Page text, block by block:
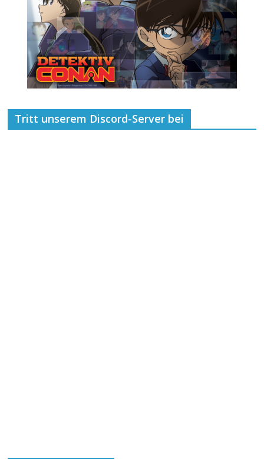
Tritt unserem Discord-Server bei